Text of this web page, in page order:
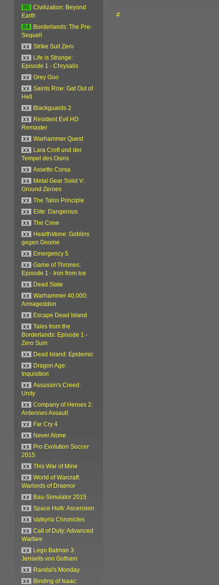
#
86
Civilization: Beyond
Earth
84
Borderlands: The Pre-
Sequel!
xx
Strike Suit Zero
xx
Life is Strange:
Episode 1 - Chrysalis
xx
Grey Goo
xx
Saints Row: Gat Out of
Hell
xx
Blackguards 2
xx
Resident Evil HD
Remaster
xx
Warhammer Quest
xx
Lara Croft und der
Tempel des Osiris
xx
Assetto Corsa
xx
Metal Gear Solid V:
Ground Zeroes
xx
The Talos Principle
xx
Elite: Dangerous
xx
The Crew
xx
Hearthstone: Goblins
gegen Gnome
xx
Emergency 5
xx
Game of Thrones:
Episode 1 - Iron from Ice
xx
Dead State
xx
Warhammer 40.000:
Armageddon
xx
Escape Dead Island
xx
Tales from the
Borderlands: Episode 1 -
Zero Sum
xx
Dead Island: Epidemic
xx
Dragon Age:
Inquisition
xx
Assassin's Creed:
Unity
xx
Company of Heroes 2:
Ardennes Assault
xx
Far Cry 4
xx
Never Alone
xx
Pro Evolution Soccer
2015
xx
This War of Mine
xx
World of Warcraft:
Warlords of Draenor
xx
Bau-Simulator 2015
xx
Space Hulk: Ascension
xx
Valkyria Chronicles
xx
Call of Duty: Advanced
Warfare
xx
Lego Batman 3:
Jenseits von Gotham
xx
Randal's Monday
xx
Binding of Isaac: